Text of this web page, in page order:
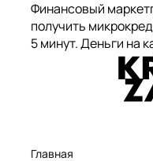
Финансовый
получить
5 минут. Деньги на
Главная